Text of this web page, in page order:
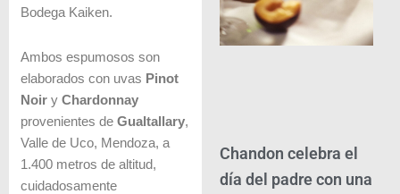
Bodega Kaiken.
Ambos espumosos son
elaborados con uvas Pinot
Noir y Chardonnay
provenientes de Gualtallary,
Valle de Uco, Mendoza, a
1.400 metros de altitud,
cuidadosamente
Chandon celebra el
día del padre con una